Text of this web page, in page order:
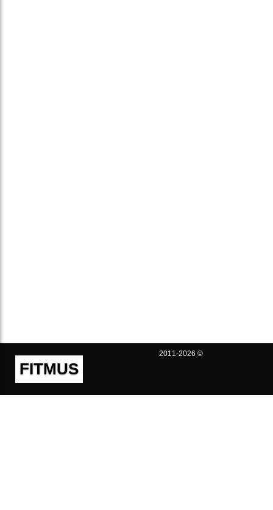
FITMUS
2011-2026 ©